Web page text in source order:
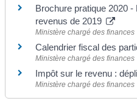
Brochure pratique 2020 -
revenus de 2019
Ministère chargé des finances
Calendrier fiscal des
Ministère chargé des finances
Impôt sur le revenu :
Ministère chargé des finances